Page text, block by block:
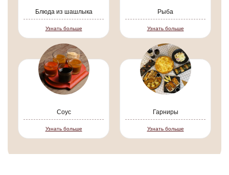
Блюда из шашлыка
Узнать больше
Рыба
Узнать больше
Соус
Узнать больше
Гарниры
Узнать больше